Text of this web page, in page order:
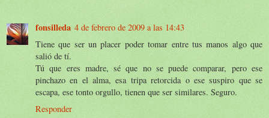
fonsilleda 4 de febrero de 2009 a las 14:43
Tiene que ser un placer poder tomar entre tus manos algo que
salió de tí.
Tú que eres madre, sé que no se puede comparar, pero ese
pinchazo en el alma, esa tripa retorcida o ese suspiro que se
escapa, ese tonto orgullo, tienen que ser similares. Seguro.
Responder